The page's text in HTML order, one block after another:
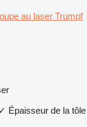
au laser Trumpf
✓ Épaisseur de la tôle